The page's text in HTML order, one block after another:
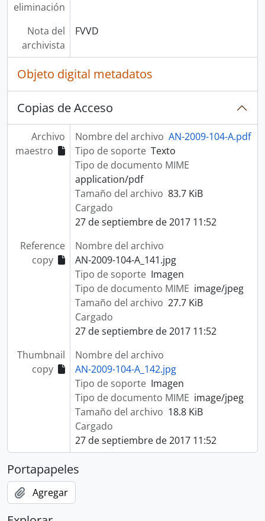
eliminación
Nota del
archivista
FVVD
Objeto digital metadatos
Copias de Acceso
Archivo
maestro
Nombre del archivo AN-2009-104-A.pdf
Tipo de soporte Texto
Tipo de documento MIME
application/pdf
Tamaño del archivo 83.7 KiB
Cargado
27 de septiembre de 2017 11:52
Reference
copy
Nombre del archivo
AN-2009-104-A_141.jpg
Tipo de soporte Imagen
Tipo de documento MIME image/jpeg
Tamaño del archivo 27.7 KiB
Cargado
27 de septiembre de 2017 11:52
Thumbnail
copy
Nombre del archivo
AN-2009-104-A_142.jpg
Tipo de soporte Imagen
Tipo de documento MIME image/jpeg
Tamaño del archivo 18.8 KiB
Cargado
27 de septiembre de 2017 11:52
Portapapeles
Agregar